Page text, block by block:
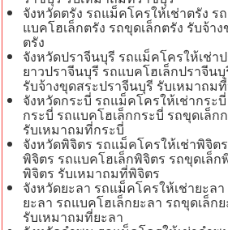
จังหวัดตรัง รถแม็คโครให้เช่าตรัง
แบคโฮเล็กตรัง รถขุดเล็กตรัง รับจ้า
ตรัง
จังหวัดปราจีนบุรี รถแม็คโครให้เช่า
ยาวปราจีนบุรี รถแบคโฮเล็กปราจีน
รับจ้างขุดสระปราจีนบุรี รับเหมาถม
จังหวัดกระบี่ รถแม็คโครให้เช่ากระ
กระบี่ รถแบคโฮเล็กกระบี่ รถขุดเล็ก
รับเหมาถมที่กระบี่
จังหวัดพิจิตร รถแม็คโครให้เช่าพิจิต
พิจิตร รถแบคโฮเล็กพิจิตร รถขุดเล็ก
พิจิตร รับเหมาถมที่พิจิตร
จังหวัดยะลา รถแม็คโครให้เช่ายะล
ยะลา รถแบคโฮเล็กยะลา รถขุดเล็ก
รับเหมาถมที่ยะลา